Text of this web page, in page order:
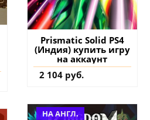
Prismatic Solid PS4
(Индия) купить игру
на аккаунт
2 104 руб.
НА АНГЛ.